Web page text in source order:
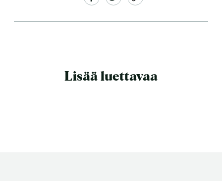
Lisää luettavaa